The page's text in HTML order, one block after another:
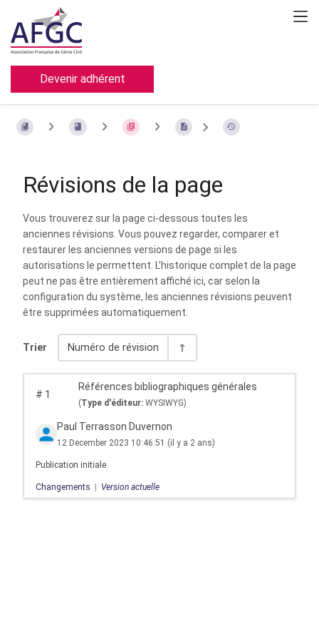
Devenir adhérent
Révisions de la page
Vous trouverez sur la page ci-dessous toutes les
anciennes révisions. Vous pouvez regarder, comparer et
restaurer les anciennes versions de page si les
autorisations le permettent. L’historique complet de la page
peut ne pas être entièrement affiché ici, car selon la
configuration du système, les anciennes révisions peuvent
être supprimées automatiquement.
Trier Numéro de révision
# 1
Références bibliographiques générales
(Type d'éditeur: WYSIWYG)
Paul Terrasson Duvernon
12 December 2023 10:46:51 (il y a 2 ans)
Publication initiale
Changements | Version actuelle